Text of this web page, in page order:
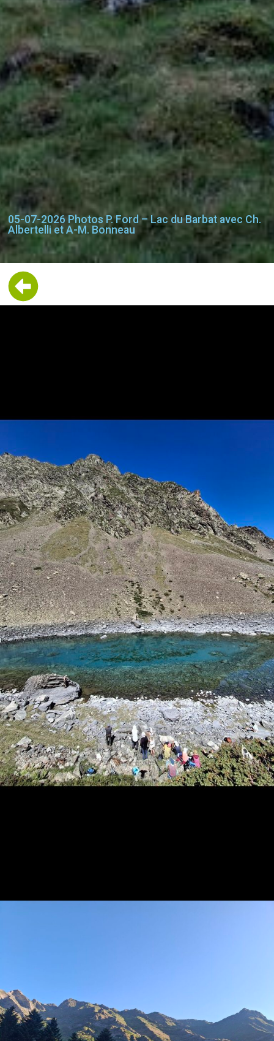
05-07-2026 Photos P. Ford – Lac du Barbat avec Ch.
Albertelli et A-M. Bonneau